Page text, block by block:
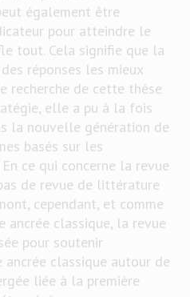
également être
pour atteindre le
tout. Cela signifie que la
réponses les mieux
recherche de cette thèse
elle a pu à la fois
la nouvelle génération de
basés sur les
ce qui concerne la revue
de revue de littérature
cependant, et comme
ancrée classique, la revue
pour soutenir
ancrée classique autour de
liée à la première